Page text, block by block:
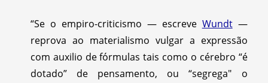
“Se o empiro-criticismo — escreve Wundt—
reprova ao materialismo vulgar a expressão
com auxilio de fórmulas tais como o cérebro “é
dotado” de pensamento, ou “segrega" o